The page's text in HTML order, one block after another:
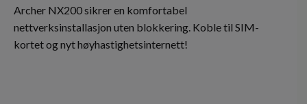
Archer NX200 sikrer en komfortabel
nettverksinstallasjon uten blokkering. Koble til SIM-
kortet og nyt høyhastighetsinternett!